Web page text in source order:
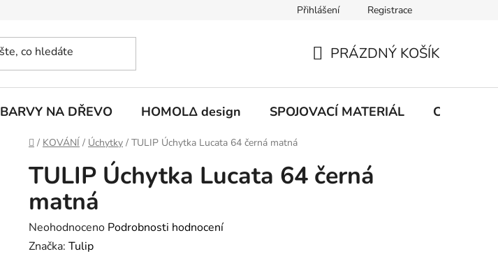
Přihlášení Registrace
KOŠÍK
PRÁZDNÝ KOŠÍK
BARVY NA DŘEVO HOMOLΔ design SPOJOVACÍ MATERIÁL CHEMIE
Domů
/ KOVÁNÍ / Úchytky / TULIP Úchytka Lucata 64 černá matná
TULIP Úchytka Lucata 64 černá
matná
Průměrné
hodnocení
Neohodnoceno Podrobnosti hodnocení
Značka: Tulip